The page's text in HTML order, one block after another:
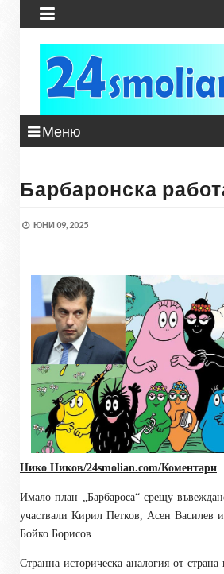

Меню
Барбаронска
ЮНИ 09, 2025
Нико Ников/24smolian.com/Коментари
Имало план „Барбароса“ срещу
участвали Кирил Петков, Асен Василев
Бойко Борисов.
Странна историческа аналогия от